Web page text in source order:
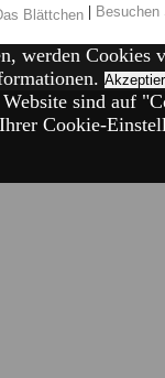
|
werden Cookies
sind auf
Cookie-